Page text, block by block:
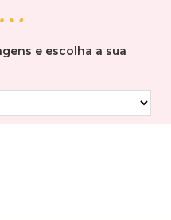
e escolha a sua